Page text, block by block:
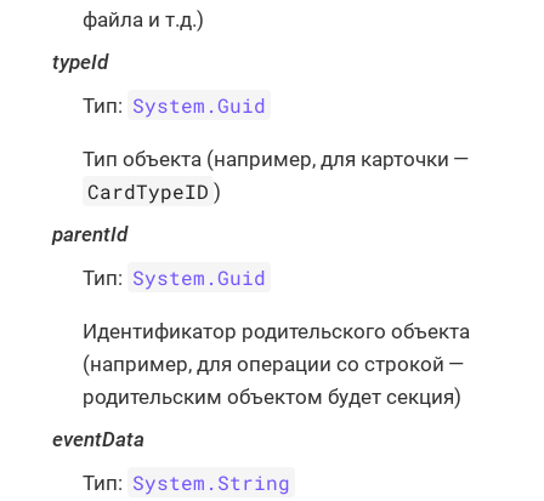
файла и т.д.)
typeId
Тип: System.Guid
Тип объекта (например, для карточки —
CardTypeID )
parentId
Тип: System.Guid
Идентификатор родительского объекта
(например, для операции со строкой —
родительским объектом будет секция)
eventData
Тип: System.String